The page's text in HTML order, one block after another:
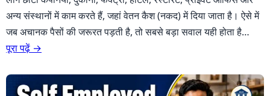
अन्य संस्थानों में काम करते हैं, जहां वेतन कैश (नकद) में दिया जाता है। ऐसे में
जब अचानक पैसों की जरूरत पड़ती है, तो सबसे बड़ा सवाल यही होता है…
पूरा पढ़ें →